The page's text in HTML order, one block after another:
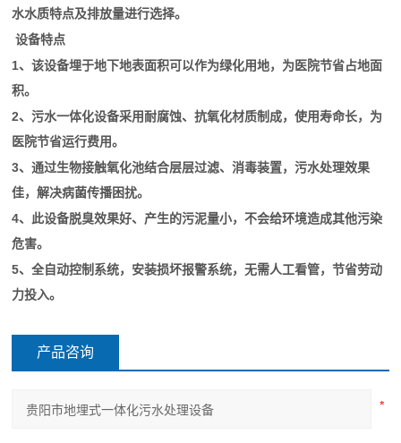
水水质特点及排放量进行选择。
设备特点
1、该设备埋于地下地表面积可以作为绿化用地，为医院节省占地面
积。
2、污水一体化设备采用耐腐蚀、抗氧化材质制成，使用寿命长，为
医院节省运行费用。
3、通过生物接触氧化池结合层层过滤、消毒装置，污水处理效果
佳，解决病菌传播困扰。
4、此设备脱臭效果好、产生的污泥量小，不会给环境造成其他污染
危害。
5、全自动控制系统，安装损坏报警系统，无需人工看管，节省劳动
力投入。
产品咨询